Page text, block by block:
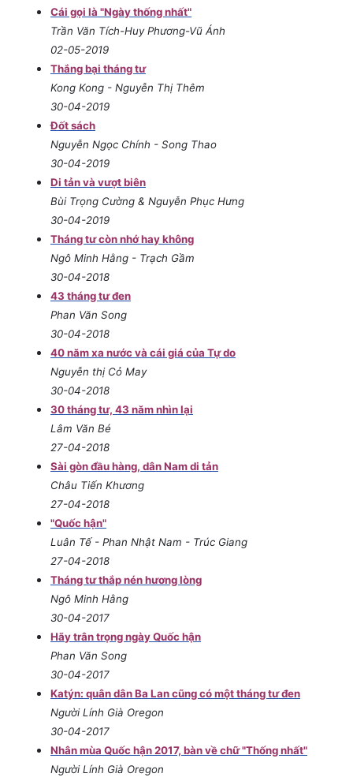
Cái gọi là "Ngày thống nhất"
Trần Văn Tích-Huy Phương-Vũ Ánh
02-05-2019
Thắng bại tháng tư
Kong Kong - Nguyễn Thị Thêm
30-04-2019
Đốt sách
Nguyễn Ngọc Chính - Song Thao
30-04-2019
Di tản và vượt biên
Bùi Trọng Cường & Nguyễn Phục Hưng
30-04-2019
Tháng tư còn nhớ hay không
Ngô Minh Hằng - Trạch Gầm
30-04-2018
43 tháng tư đen
Phan Văn Song
30-04-2018
40 năm xa nước và cái giá của Tự do
Nguyễn thị Cỏ May
30-04-2018
30 tháng tư, 43 năm nhìn lại
Lâm Văn Bé
27-04-2018
Sài gòn đầu hàng, dân Nam di tản
Châu Tiến Khương
27-04-2018
"Quốc hận"
Luân Tế - Phan Nhật Nam - Trúc Giang
27-04-2018
Tháng tư thắp nén hương lòng
Ngô Minh Hằng
30-04-2017
Hãy trân trọng ngày Quốc hận
Phan Văn Song
30-04-2017
Katýn: quân dân Ba Lan cũng có một tháng tư đen
Người Lính Già Oregon
30-04-2017
Nhân mùa Quốc hận 2017, bàn về chữ "Thống nhất"
Người Lính Già Oregon